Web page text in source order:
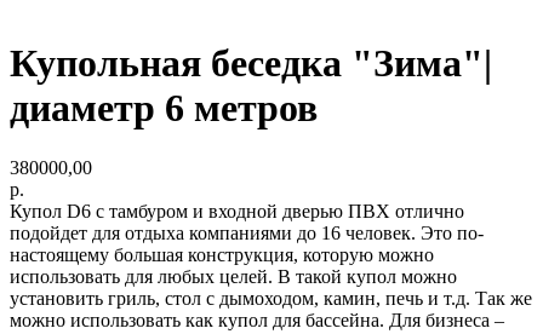
Купольная беседка "Зима"|
диаметр 6 метров
380000,00
р.
Купол D6 с тамбуром и входной дверью ПВХ отлично
подойдет для отдыха компаниями до 16 человек. Это по-
настоящему большая конструкция, которую можно
использовать для любых целей. В такой купол можно
установить гриль, стол с дымоходом, камин, печь и т.д. Так же
можно использовать как купол для бассейна. Для бизнеса –